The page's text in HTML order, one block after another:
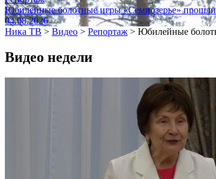
Юбилейные болотные игры «Семиозерье»
04.08.2026
Ника ТВ > Видео > Репортаж > Юбилейные
Видео недели